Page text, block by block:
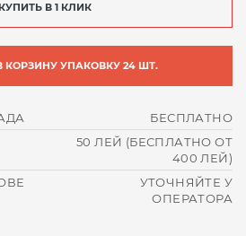
КУПИТЬ В 1 КЛИК
КОРЗИНУ УПАКОВКУ 24 ШТ.
БЕСПЛАТНО
50 ЛЕЙ (БЕСПЛАТНО ОТ
400 ЛЕЙ)
УТОЧНЯЙТЕ У
ОПЕРАТОРА